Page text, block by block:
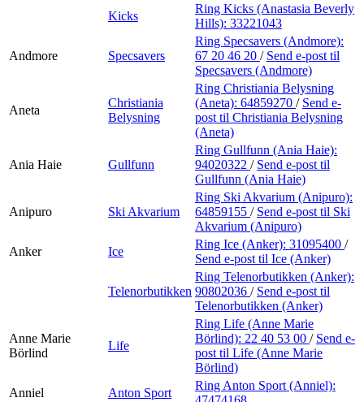
Kicks
Ring Kicks (Anastasia Beverly
Hills): 33221043
Andmore Specsavers
Ring Specsavers (Andmore):
67 20 46 20 / Send e-post til
Specsavers (Andmore)
Aneta
Christiania
Belysning
Ring Christiania Belysning
(Aneta): 64859270 / Send e-
post til Christiania Belysning
(Aneta)
Ania Haie Gullfunn
Ring Gullfunn (Ania Haie):
94020322 / Send e-post til
Gullfunn (Ania Haie)
Anipuro Ski Akvarium
Ring Ski Akvarium (Anipuro):
64859155 / Send e-post til Ski
Akvarium (Anipuro)
Anker
Ice
Ring Ice (Anker): 31095400 /
Send e-post til Ice (Anker)
Telenorbutikken
Ring Telenorbutikken (Anker):
90802036 / Send e-post til
Telenorbutikken (Anker)
Anne Marie
Börlind
Life
Ring Life (Anne Marie
Börlind): 22 40 53 00 / Send e-
post til Life (Anne Marie
Börlind)
Anniel
Anton Sport
Ring Anton Sport (Anniel):